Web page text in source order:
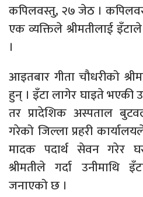
कपिलवस्तु, २७ जेठ ।
एक व्यक्तिले श्रीमतीलाई
।
आइतबार गीता चौधरीको
हुन् । इँटा लागेर घाइते
तर प्रादेशिक अस्पताल
गरेको जिल्ला प्रहरी
मादक पदार्थ सेवन गरेर
श्रीमतीले गर्दा उनीमाथि
जनाएको छ ।